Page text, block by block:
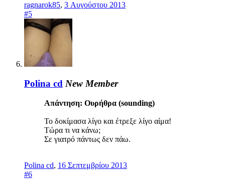
ragnarok85, 3 Αυγούστου 2013
#5
Polina cd New Member
Απάντηση: Ουρήθρα (sounding)
Το δοκίμασα λίγο και έτρεξε λίγο αίμα!
Τώρα τι να κάνω;
Σε γιατρό πάντως δεν πάω.
Polina cd, 16 Σεπτεμβρίου 2013
#6